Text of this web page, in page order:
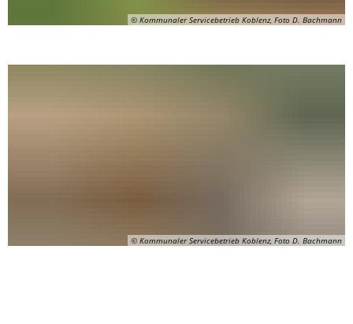
© Kommunaler Servicebetrieb Koblenz, Foto D. Bachmann
© Kommunaler Servicebetrieb Koblenz, Foto D. Bachmann